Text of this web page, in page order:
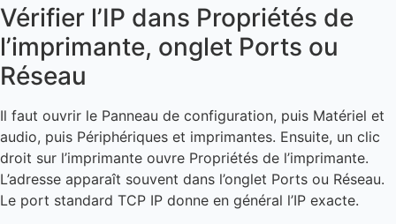
Vérifier l’IP dans Propriétés de
l’imprimante, onglet Ports ou
Réseau
Il faut ouvrir le Panneau de configuration, puis Matériel et
audio, puis Périphériques et imprimantes. Ensuite, un clic
droit sur l’imprimante ouvre Propriétés de l’imprimante.
L’adresse apparaît souvent dans l’onglet Ports ou Réseau.
Le port standard TCP IP donne en général l’IP exacte.